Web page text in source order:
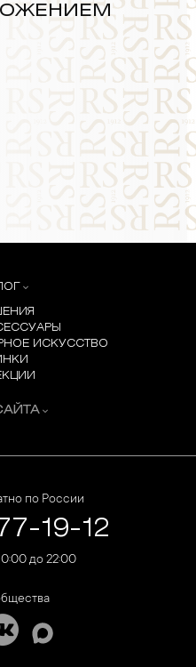
ИСКУССТВО
по России
19-12
до 22:00